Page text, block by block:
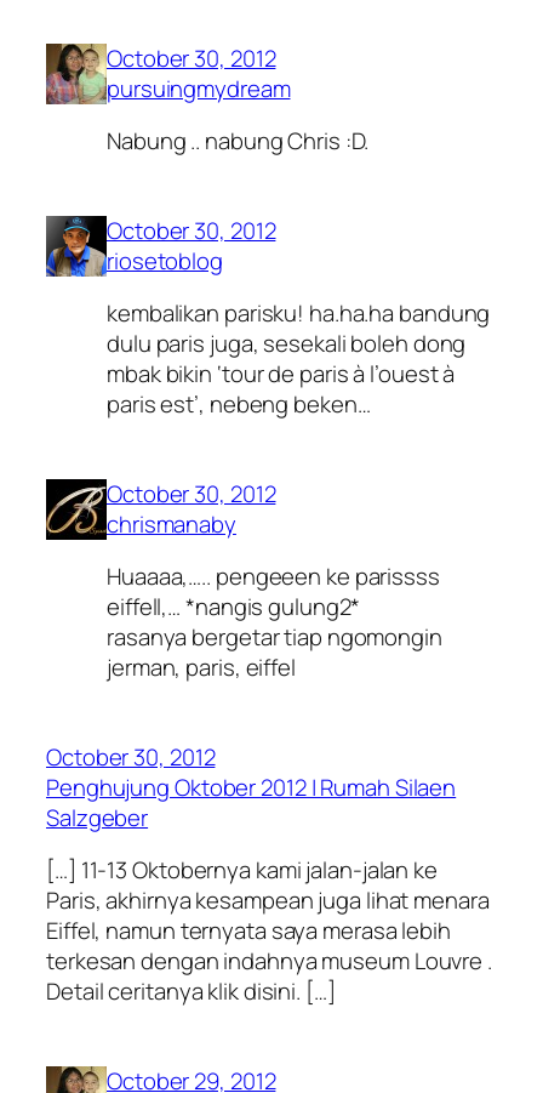
October 30, 2012
pursuingmydream
Nabung .. nabung Chris :D.
October 30, 2012
riosetoblog
kembalikan parisku! ha.ha.ha bandung
dulu paris juga, sesekali boleh dong
mbak bikin ‘tour de paris à l’ouest à
paris est’, nebeng beken…
October 30, 2012
chrismanaby
Huaaaa,….. pengeeen ke parissss
eiffell,… *nangis gulung2*
rasanya bergetar tiap ngomongin
jerman, paris, eiffel
October 30, 2012
Penghujung Oktober 2012 | Rumah Silaen
Salzgeber
[…] 11-13 Oktobernya kami jalan-jalan ke
Paris, akhirnya kesampean juga lihat menara
Eiffel, namun ternyata saya merasa lebih
terkesan dengan indahnya museum Louvre .
Detail ceritanya klik disini. […]
October 29, 2012